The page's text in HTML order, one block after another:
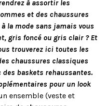
à assortir les
et des chaussures
la mode sans jamais vous
gris foncé ou gris clair ? Et
trouverez ici toutes les
chaussures classiques
baskets rehaussantes.
pour un look
ensemble (veste et